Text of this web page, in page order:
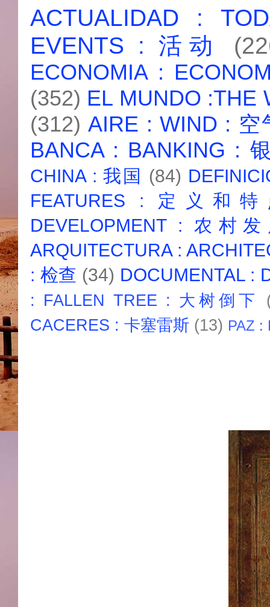
ACTUALIDAD :
EVENTS : 活动
ECONOMIA :
(352) EL MUNDO :THE
(312) AIRE : WIND : 空
BANCA : BANKING :
CHINA : 我国 (84)
FEATURES : 定义和
DEVELOPMENT : 农村
ARQUITECTURA :
: 检查 (34) DOCUMENTAL :
: FALLEN TREE : 大树倒下
CACERES : 卡塞雷斯 (13) PAZ :